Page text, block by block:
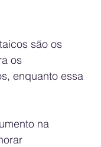
são os
os
enquanto essa
na